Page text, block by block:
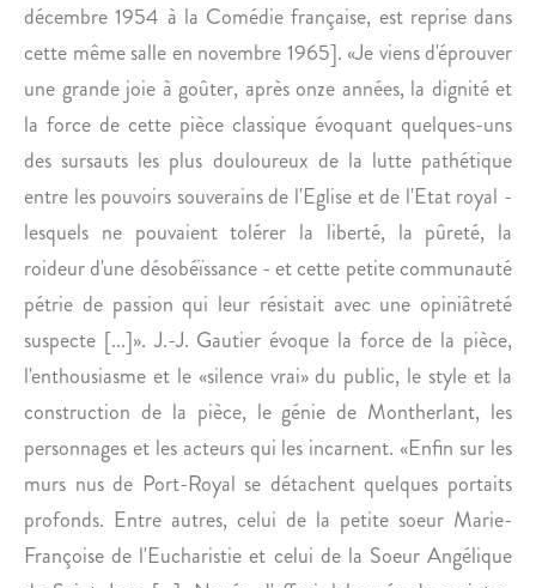
C
H
A
N
D
décembre 1954 à la Comédie française, est reprise dans
cette même salle en novembre 1965]. «Je viens d'éprouver
une grande joie à goûter, après onze années, la dignité et
la force de cette pièce classique évoquant quelques-uns
des sursauts les plus douloureux de la lutte pathétique
entre les pouvoirs souverains de l'Eglise et de l'Etat royal -
lesquels ne pouvaient tolérer la liberté, la pûreté, la
roideur d'une désobéïssance - et cette petite communauté
pétrie de passion qui leur résistait avec une opiniâtreté
suspecte [...]». J.-J. Gautier évoque la force de la pièce,
l'enthousiasme et le «silence vrai» du public, le style et la
construction de la pièce, le génie de Montherlant, les
personnages et les acteurs qui les incarnent. «Enfin sur les
murs nus de Port-Royal se détachent quelques portaits
profonds. Entre autres, celui de la petite soeur Marie-
Françoise de l'Eucharistie et celui de la Soeur Angélique